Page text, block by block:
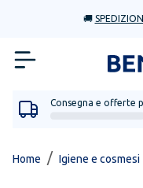
🚚
Consegna e offerte
Home / Igiene e cosmesi